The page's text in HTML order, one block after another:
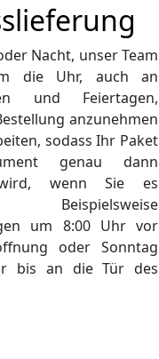
Nacht, unser Team
die Uhr, auch an
und Feiertagen,
anzunehmen
sodass Ihr Paket
genau dann
wenn Sie es
Beispielsweise
um 8:00 Uhr vor
oder Sonntag
bis an die Tür des